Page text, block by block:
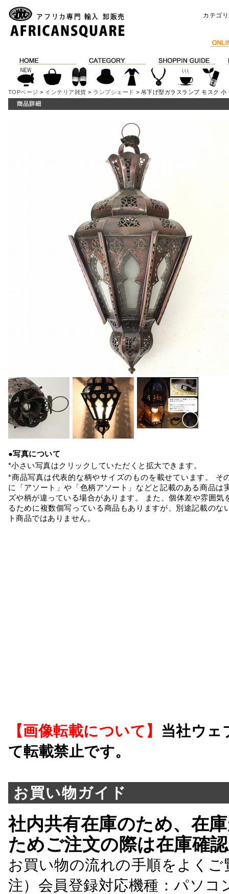
カテゴ
TOPページ > インテリア雑貨 > ランプシェード > 吊下げ型ガラスランプ モスク 小
●写真について
*小さい写真はクリックしていただくと拡大できます。
*商品写真は代表的な柄やサイズのものを載せています。 そ
に「アソート」や「色柄アソート」などと記載のある商品は
ズや柄が違っている場合があります。 また、個体差や雰囲気
るために複数個写っている商品もありますが、別途記載のな
ト商品ではありません。
【画像転載について】 当社ウェ
て転載禁止です。
お買い物ガイド
社内共有在庫のため、在
ためご注文の際は在庫確
お買い物の流れの手順をよくご
注）会員登録対応機種：パソ